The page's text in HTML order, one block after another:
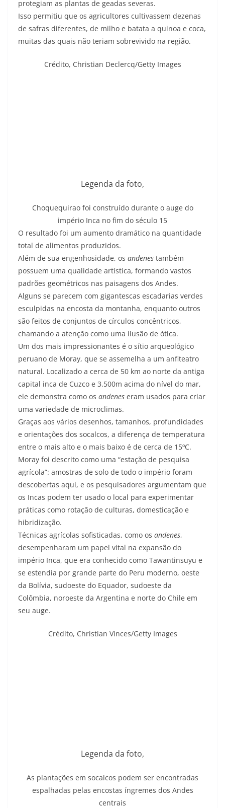
protegiam as plantas de geadas severas.
Isso permitiu que os agricultores cultivassem dezenas
de safras diferentes, de milho e batata a quinoa e coca,
muitas das quais não teriam sobrevivido na região.
Crédito, Christian Declercq/Getty Images
Legenda da foto,
Choquequirao foi construído durante o auge do
império Inca no fim do século 15
O resultado foi um aumento dramático na quantidade
total de alimentos produzidos.
Além de sua engenhosidade, os andenes também
possuem uma qualidade artística, formando vastos
padrões geométricos nas paisagens dos Andes.
Alguns se parecem com gigantescas escadarias verdes
esculpidas na encosta da montanha, enquanto outros
são feitos de conjuntos de círculos concêntricos,
chamando a atenção como uma ilusão de ótica.
Um dos mais impressionantes é o sítio arqueológico
peruano de Moray, que se assemelha a um anfiteatro
natural. Localizado a cerca de 50 km ao norte da antiga
capital inca de Cuzco e 3.500m acima do nível do mar,
ele demonstra como os andenes eram usados ​​para criar
uma variedade de microclimas.
Graças aos vários desenhos, tamanhos, profundidades
e orientações dos socalcos, a diferença de temperatura
entre o mais alto e o mais baixo é de cerca de 15ºC.
Moray foi descrito como uma “estação de pesquisa
agrícola”: amostras de solo de todo o império foram
descobertas aqui, e os pesquisadores argumentam que
os Incas podem ter usado o local para experimentar
práticas como rotação de culturas, domesticação e
hibridização.
Técnicas agrícolas sofisticadas, como os andenes,
desempenharam um papel vital na expansão do
império Inca, que era conhecido como Tawantinsuyu e
se estendia por grande parte do Peru moderno, oeste
da Bolívia, sudoeste do Equador, sudoeste da
Colômbia, noroeste da Argentina e norte do Chile em
seu auge.
Crédito, Christian Vinces/Getty Images
Legenda da foto,
As plantações em socalcos podem ser encontradas
espalhadas pelas encostas íngremes dos Andes
centrais